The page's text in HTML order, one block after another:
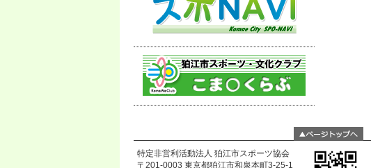
特定非営利活動法人 狛江市スポーツ協会
〒201-0003 東京都狛江市和泉本町3-25-1